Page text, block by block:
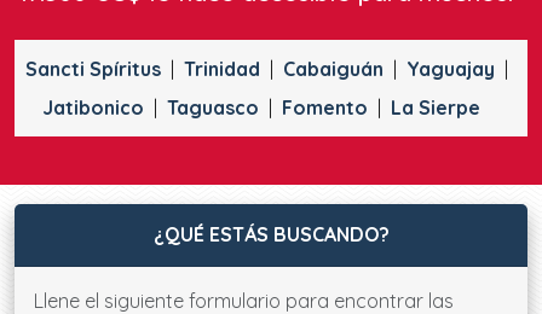
Sancti Spíritus Trinidad Cabaiguán
Yaguajay
Jatibonico
Taguasco Fomento La Sierpe
¿QUÉ ESTÁS BUSCANDO?
Llene el siguiente formulario para encontrar las